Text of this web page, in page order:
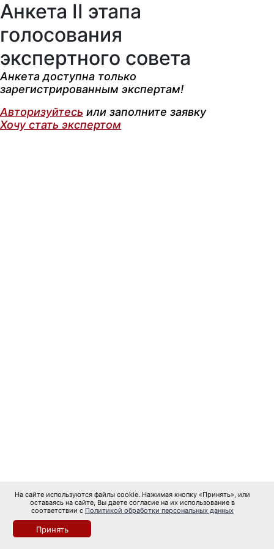
На сайте используются файлы cookie. Нажимая кнопку «Принять», или
оставаясь на сайте, Вы даете согласие на их использование в
соответствии с Политикой обработки персональных данных
Принять
Анкета II этапа
голосования
экспертного совета
Анкета доступна только
зарегистрированным экспертам!
Авторизуйтесь или заполните заявку
Хочу стать экспертом